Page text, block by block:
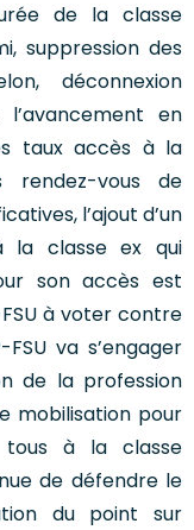
de la classe
suppression des
déconnexion
en
taux accès à la
rendez-vous de
l’ajout d’un
la classe ex qui
son accès est
à voter contre
va s’engager
de la profession
mobilisation pour
tous à la classe
de défendre le
du point sur